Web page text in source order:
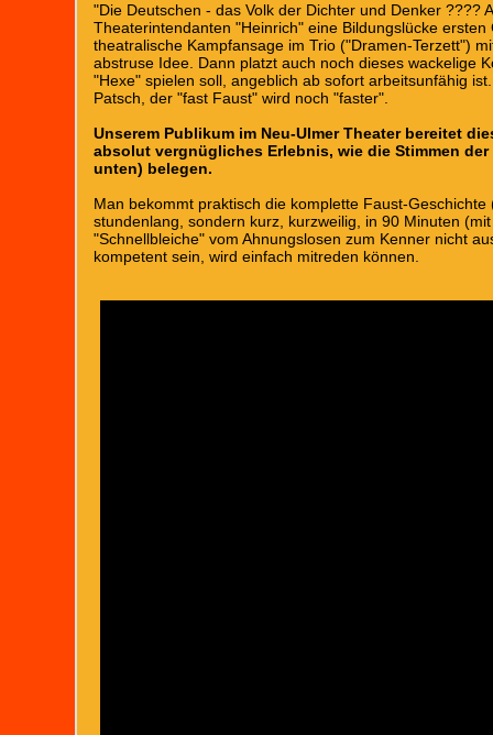
"Die Deutschen - das Volk der Dichter und Denker
Theaterintendanten "Heinrich" eine Bildungslücke
theatralische Kampfansage im Trio ("Dramen-Terzett")
abstruse Idee. Dann platzt auch noch dieses wackelige
"Hexe" spielen soll, angeblich ab sofort arbeitsunfähig ist.
Patsch, der "fast Faust" wird noch "faster".
Unserem Publikum im Neu-Ulmer Theater bereitet
absolut vergnügliches Erlebnis, wie die Stimmen
unten) belegen.
Man bekommt praktisch die komplette Faust-
stundenlang, sondern kurz, kurzweilig, in 90 Minuten
"Schnellbleiche" vom Ahnungslosen zum Kenner nicht
kompetent sein, wird einfach mitreden können.